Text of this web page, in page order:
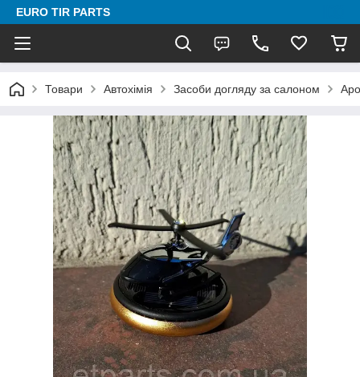
EURO TIR PARTS
Товари Автохімія Засоби догляду за салоном